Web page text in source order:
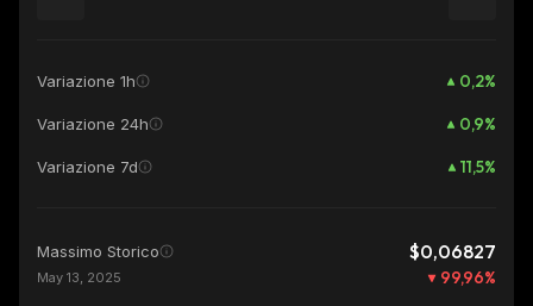
Variazione 1h 0,2%
Variazione 24h 0,9%
Variazione 7d 11,5%
Massimo Storico $0,06827
May 13, 2025 99,96%